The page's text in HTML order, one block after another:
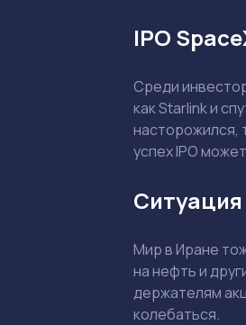
IPO
Среди
как Starlink и
насторожился,
успех IPO
Мир в Иране
на нефть и
держателям
колебаться.